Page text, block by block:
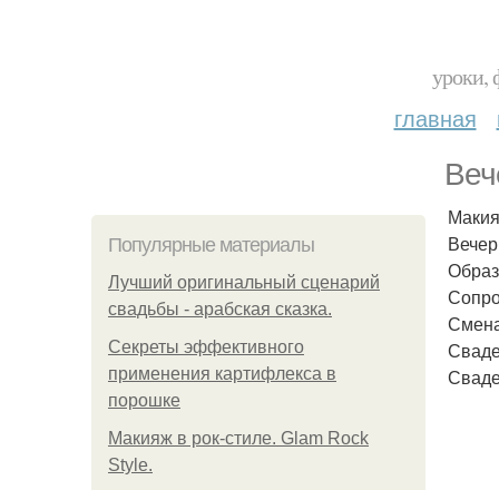
уроки,
главная
Популярные материалы
Лучший оригинальный сценарий
свадьбы - арабская сказка.
Секреты эффективного
применения картифлекса в
порошке
Макияж в рок-стиле. Glam Rock
Style.